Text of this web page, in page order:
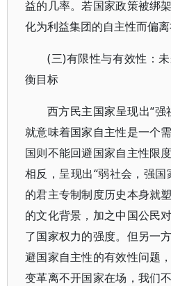
益的几率。若国家政策被绑
化为利益集团的自主性而偏离
(三)有限性与有效性：
衡目标
西方民主国家呈现出“
就意味着国家自主性是一个
国则不能回避国家自主性限
相反，呈现出“弱社会，强
的君主专制制度历史本身就
的文化背景，加之中国公民
了国家权力的强度。但另一
避国家自主性的有效性问题
变革离不开国家在场，我们